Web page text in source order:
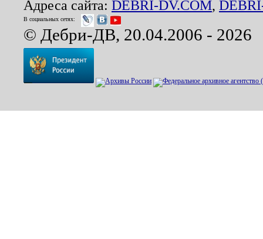
Адреса сайта: DEBRI-DV.COM,
В социальных сетях:
© Дебри-ДВ, 20.04.2006 - 2026